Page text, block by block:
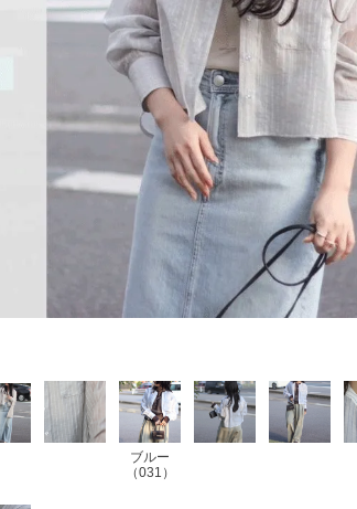
ブルー
（031）